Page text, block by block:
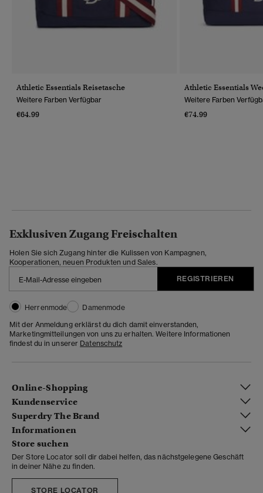
Athletic Essentials Reisetasche
Weitere Farben Verfügbar
€64.99
Athletic Essentials
Weitere Farben
€74.99
Exklusiven Zugang Freischalten
Holen Sie sich Zugang hinter die Kulissen von Kampagnen,
Kooperationen, neuen Produkten und Sales.
REGISTRIEREN
Herrenmode
Damenmode
Mit der Anmeldung erklärst du dich damit einverstanden,
Marketingmitteilungen von uns zu erhalten. Weitere Informationen
findest du in unserer Datenschutz
Online-Shopping
Kundenservice
Superdry The Brand
Informationen
Store suchen
Der Store Locator soll dir dabei helfen, das nächstgelegene Geschäft
in deiner Nähe zu finden.
STORE LOCATOR